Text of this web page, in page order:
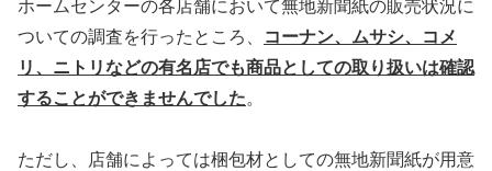
ホームセンターの各店舗において無地新聞紙の販売状況に
ついての調査を行ったところ、
コーナン、ムサシ、コメ
リ、ニトリなどの有名店でも商品としての取り扱いは確認
することができませんでした。
ただし、店舗によっては梱包材としての無地新聞紙が用意